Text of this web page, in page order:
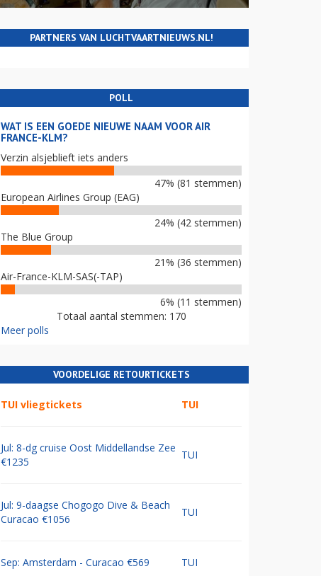
PARTNERS VAN LUCHTVAARTNIEUWS.NL!
POLL
WAT IS EEN GOEDE NIEUWE NAAM VOOR AIR
FRANCE-KLM?
Verzin alsjeblieft iets anders
47% (81 stemmen)
European Airlines Group (EAG)
24% (42 stemmen)
The Blue Group
21% (36 stemmen)
Air-France-KLM-SAS(-TAP)
6% (11 stemmen)
Totaal aantal stemmen: 170
Meer polls
VOORDELIGE RETOURTICKETS
TUI vliegtickets TUI
Jul: 8-dg cruise Oost Middellandse Zee
€1235
TUI
Jul: 9-daagse Chogogo Dive & Beach
Curacao €1056
TUI
Sep: Amsterdam - Curacao €569 TUI